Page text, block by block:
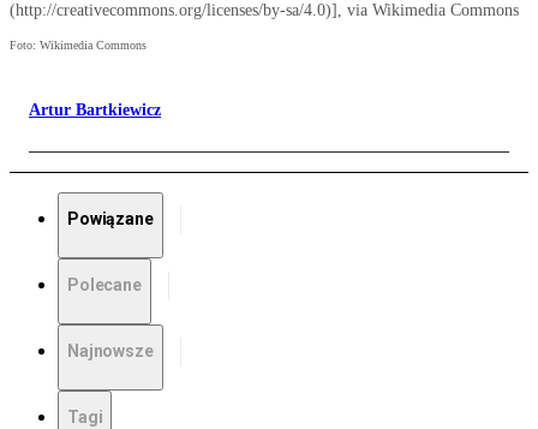
(http://creativecommons.org/licenses/by-sa/4.0)], via Wikimedia Commons
Foto: Wikimedia Commons
Artur Bartkiewicz
Powiązane
Polecane
Najnowsze
Tagi